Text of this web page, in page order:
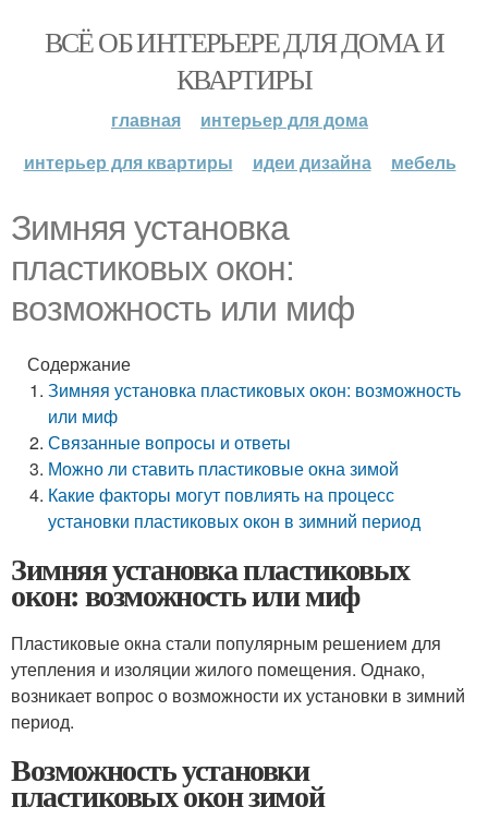
ВСЁ ОБ ИНТЕРЬЕРЕ ДЛЯ ДОМА И
КВАРТИРЫ
главная
интерьер для дома
интерьер для квартиры
идеи дизайна мебель
Зимняя установка
пластиковых окон:
возможность или миф
Содержание
Зимняя установка пластиковых окон: возможность
или миф
Связанные вопросы и ответы
Можно ли ставить пластиковые окна зимой
Какие факторы могут повлиять на процесс
установки пластиковых окон в зимний период
Зимняя установка пластиковых
окон: возможность или миф
Пластиковые окна стали популярным решением для
утепления и изоляции жилого помещения. Однако,
возникает вопрос о возможности их установки в зимний
период.
Возможность установки
пластиковых окон зимой